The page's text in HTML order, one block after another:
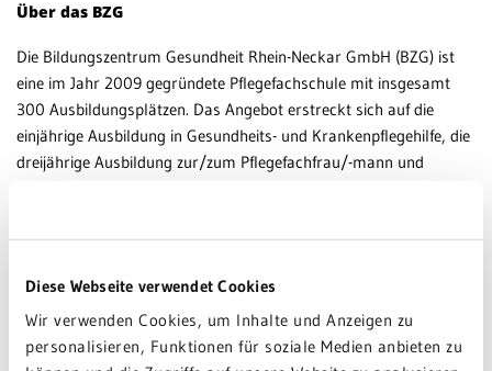
Diese Webseite verwendet Cookies
Wir verwenden Cookies, um Inhalte und Anzeigen zu
personalisieren, Funktionen für soziale Medien anbieten zu
Über das BZG
Die Bildungszentrum Gesundheit Rhein-Neckar GmbH (BZG) ist
eine im Jahr 2009 gegründete Pflegefachschule mit insgesamt
300 Ausbildungsplätzen. Das Angebot erstreckt sich auf die
einjährige Ausbildung in Gesundheits- und Krankenpflegehilfe, die
dreijährige Ausbildung zur/zum Pflegefachfrau/-mann und
Rhein-Neckar gGmbH (GRN) und des Psychiatrischen Zentrums
Nordbaden (PZN). Ziel ist die Ausbildung von kompetenten,
verantwortungsbewussten und engagierten Pflegepersonen, die
den gegenwärtigen und zukünftigen Herausforderungen im